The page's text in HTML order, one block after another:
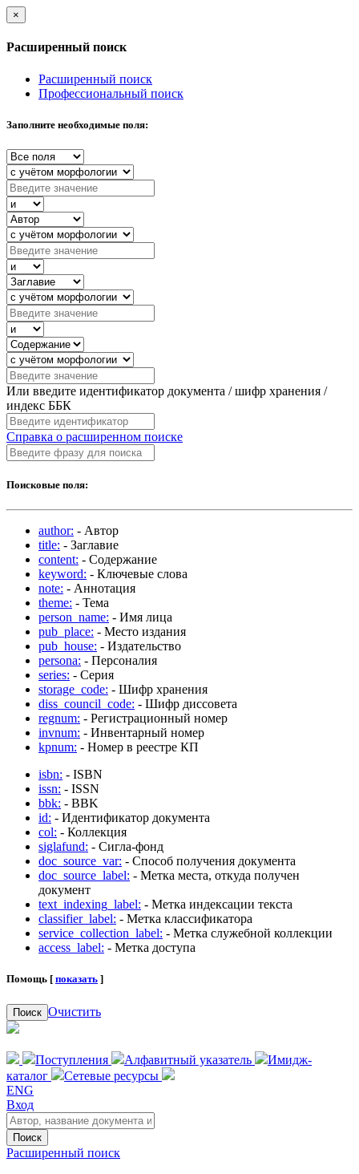
×
Расширенный поиск
Расширенный поиск
Профессиональный поиск
Заполните необходимые поля:
Или введите идентификатор документа / шифр хранения /
индекс ББК
Справка о расширенном поиске
Поисковые поля:
author: - Автор
title: - Заглавие
content: - Содержание
keyword: - Ключевые слова
note: - Аннотация
theme: - Тема
person_name: - Имя лица
pub_place: - Место издания
pub_house: - Издательство
persona: - Персоналия
series: - Серия
storage_code: - Шифр хранения
diss_council_code: - Шифр диссовета
regnum: - Регистрационный номер
invnum: - Инвентарный номер
kpnum: - Номер в реестре КП
isbn: - ISBN
issn: - ISSN
bbk: - BBK
id: - Идентификатор документа
col: - Коллекция
siglafund: - Сигла-фонд
doc_source_var: - Способ получения документа
doc_source_label: - Метка места, откуда получен
документ
text_indexing_label: - Метка индексации текста
classifier_label: - Метка классификатора
service_collection_label: - Метка служебной коллекции
access_label: - Метка доступа
Помощь [ показать ]
Поиск Очистить
Поступления Алфавитный указатель
Имидж-
каталог
Сетевые ресурсы
ENG
Вход
Поиск
Расширенный поиск